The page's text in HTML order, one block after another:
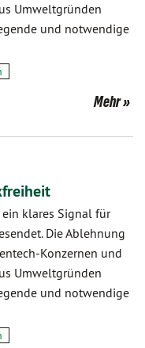
Umweltgründen
und notwendige
Mehr
klares Signal für
Die Ablehnung
Konzernen und
Umweltgründen
und notwendige